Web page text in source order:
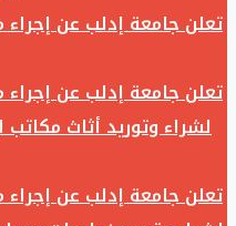
تعلن جامعة إدلب عن
تعلن جامعة إدلب عن
لشراء وتوريد أثاث
تعلن جامعة إدلب عن